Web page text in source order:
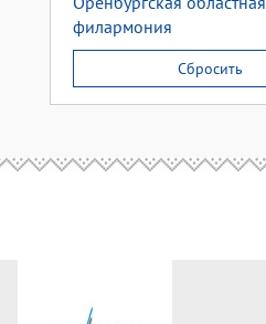
филармония
Сбросить